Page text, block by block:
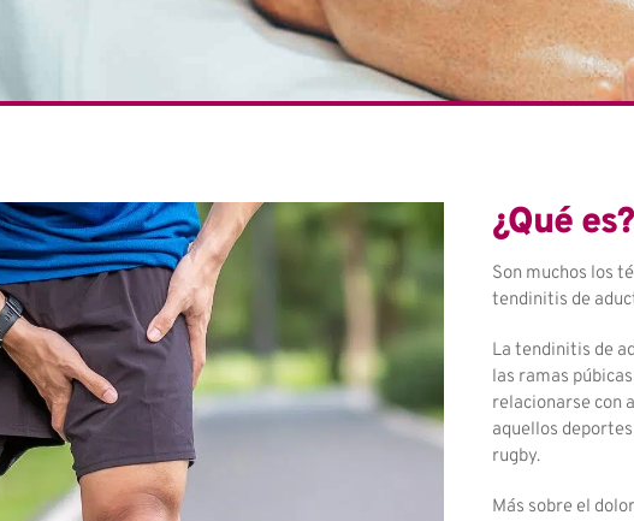
¿Qué es?
Son muchos los
tendinitis de
La tendinitis de
las ramas
relacionarse con
aquellos
rugby.
Más sobre el